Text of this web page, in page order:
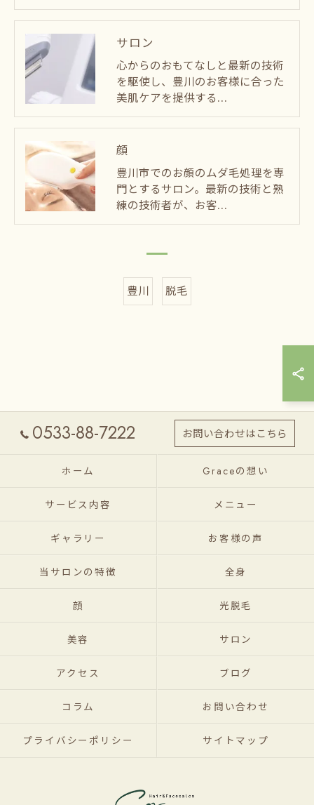
サロン
心からのおもてなしと最新の技術
を駆使し、豊川のお客様に合った
美肌ケアを提供する…
顔
豊川市でのお顔のムダ毛処理を専
門とするサロン。最新の技術と熟
練の技術者が、お客…
豊川 脱毛
0533-88-7222 お問い合わせはこちら
ホーム Graceの想い
サービス内容 メニュー
ギャラリー お客様の声
当サロンの特徴 全身
顔 光脱毛
美容 サロン
アクセス ブログ
コラム お問い合わせ
プライバシーポリシー サイトマップ